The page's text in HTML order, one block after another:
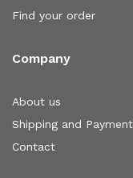
Find your order
Company
About us
Shipping and
Contact